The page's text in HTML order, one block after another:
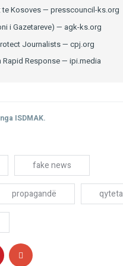
te Kosoves — presscouncil-ks.org
i Gazetareve) — agk-ks.org
Journalists — cpj.org
Rapid Response — ipi.media
ISDMAK.
fake news
propagandë